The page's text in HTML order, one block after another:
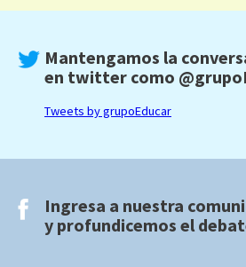
Mantengamos la
en twitter como
Tweets by grupoEducar
Ingresa a nuestra
y profundicemos el